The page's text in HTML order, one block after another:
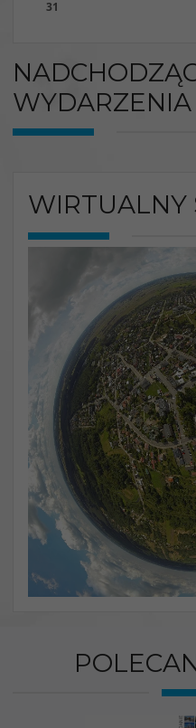
31
WYDARZENIA
WIRTUALNY